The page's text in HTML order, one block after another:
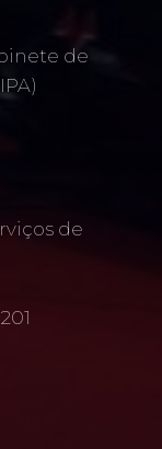
de
de